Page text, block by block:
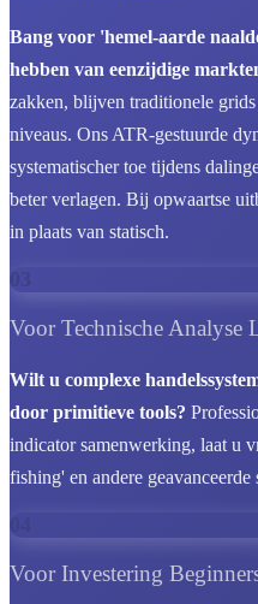
Bang voor 'hemel-aarde
hebben van eenzijdige
zakken, blijven traditionele
niveaus. Ons ATR-gestuurde
systematischer toe tijdens
beter verlagen. Bij opwaartse
in plaats van statisch.
03
Voor Technische Analyse
Wilt u complexe
door primitieve tools?
indicator samenwerking, laat u
fishing' en andere geavanceerde
Voor Investering